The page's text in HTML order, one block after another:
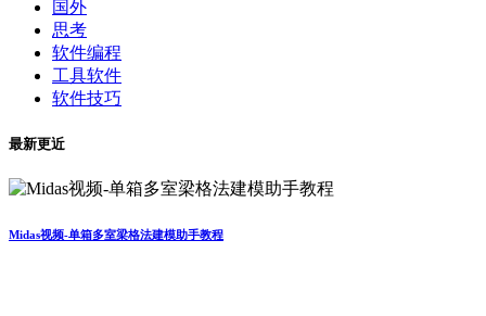
国外
思考
软件编程
工具软件
软件技巧
最新更近
Midas视频-单箱多室梁格法建模助手教程